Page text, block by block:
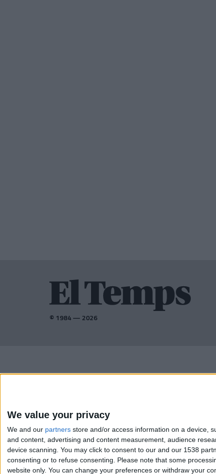
We value your privacy
We and our partners store and/or access information on a device,
and content, advertising and content measurement, audience
device scanning. You may click to consent to our and our 1538
consenting or to refuse consenting.
Please note that some
website only. You can change your preferences or withdraw your
© 1984 — 2026